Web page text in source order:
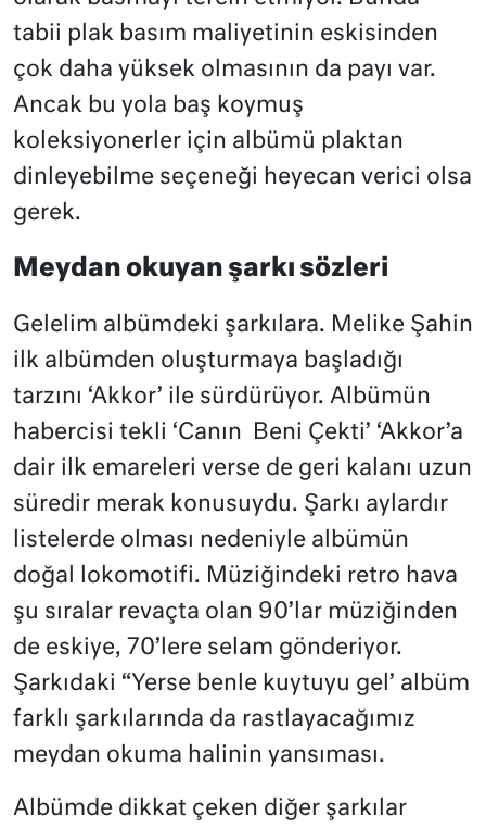
tabii plak basım maliyetinin eskisinden
çok daha yüksek olmasının da payı var.
Ancak bu yola baş koymuş
koleksiyonerler için albümü plaktan
dinleyebilme seçeneği heyecan verici olsa
gerek.
Meydan okuyan şarkı sözleri
Gelelim albümdeki şarkılara. Melike Şahin
ilk albümden oluşturmaya başladığı
tarzını ‘Akkor’ ile sürdürüyor. Albümün
habercisi tekli ‘Canın Beni Çekti’ ‘Akkor’a
dair ilk emareleri verse de geri kalanı uzun
süredir merak konusuydu. Şarkı aylardır
listelerde olması nedeniyle albümün
doğal lokomotifi. Müziğindeki retro hava
şu sıralar revaçta olan 90’lar müziğinden
de eskiye, 70’lere selam gönderiyor.
Şarkıdaki “Yerse benle kuytuyu gel’ albüm
farklı şarkılarında da rastlayacağımız
meydan okuma halinin yansıması.
Albümde dikkat çeken diğer şarkılar